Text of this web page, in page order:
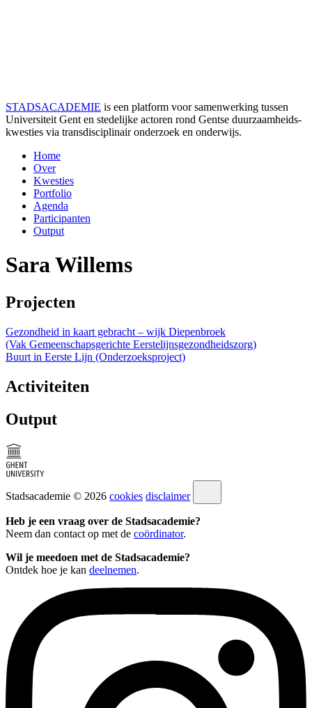
STADSACADEMIE is een platform voor samenwerking tussen
Universiteit Gent en stedelijke actoren rond Gentse duurzaamheids­
kwesties via transdisciplinair onderzoek en onderwijs.
Home
Over
Kwesties
Portfolio
Agenda
Participanten
Output
Sara Willems
Projecten
Gezondheid in kaart gebracht – wijk Diepenbroek
(Vak Gemeenschapsgerichte Eerstelijnsgezondheidszorg)
Buurt in Eerste Lijn (Onderzoeksproject)
Activiteiten
Output
Stadsacademie © 2026 cookies disclaimer
Heb je een vraag over de Stadsacademie?
Neem dan contact op met de coördinator.
Wil je meedoen met de Stadsacademie?
Ontdek hoe je kan deelnemen.